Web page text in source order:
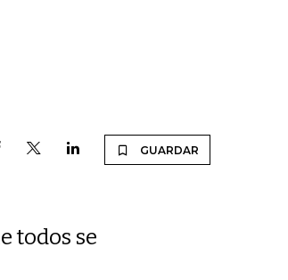
GUARDAR
todos se